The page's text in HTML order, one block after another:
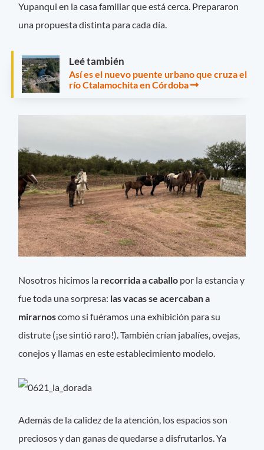
Yupanqui en la casa familiar que está cerca. Prepararon
una propuesta distinta para cada día.
Leé también
Así es el nuevo puente urbano que cruza el
río Ctalamochita en Córdoba
Nosotros hicimos la recorrida a caballo por la estancia y
fue toda una sorpresa: las vacas se acercaban a
mirarnoscomo si fuéramos una exhibición para su
distrute (¡se sintió raro!). También crían jabalíes, ovejas,
conejos y llamas en este establecimiento modelo.
Además de la calidez de la atención, los espacios son
preciosos y dan ganas de quedarse a disfrutarlos. Ya